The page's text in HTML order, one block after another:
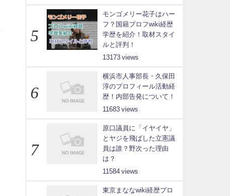
モンゴメリー花子はハー
フ？国籍プロフwiki経歴
学歴を紹介！取材スタイ
ルと評判！
13173
横浜市人事部長・久保田
淳のプロフィール活動経
歴！内部告発について！
11683
原口議員に「イヤイヤ」
とヤジを飛ばした立憲議
員は誰？野次った理由
は？
11584
東京まななwiki経歴プロ